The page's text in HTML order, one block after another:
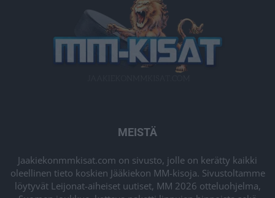
MEISTÄ
Jaakiekonmmkisat.com on sivusto, jolle on kerätty kaikki
oleellinen tieto koskien Jääkiekon MM-kisoja. Sivustoltamme
löytyvät Leijonat-aiheiset uutiset, MM 2026 otteluohjelma,